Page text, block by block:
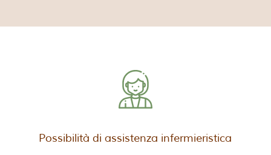
Possibilità di assistenza infermieristica